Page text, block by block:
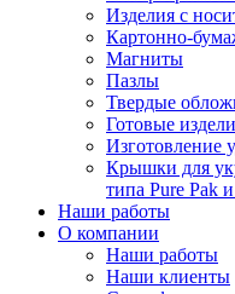
Изделия с
Картонно-
Магниты
Пазлы
Твердые
Готовые
Изготовление
Крышки для
типа Pure Pak
Наши работы
О компании
Наши работы
Наши клиенты